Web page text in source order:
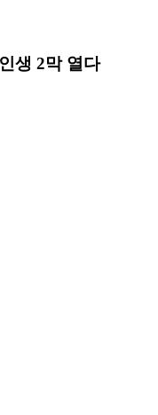
생 2막 열다